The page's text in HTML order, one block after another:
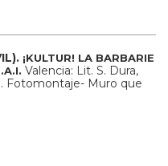
¡KULTUR! LA BARBARIE
Valencia: Lit. S. Dura,
Fotomontaje- Muro que
editado por la Sección